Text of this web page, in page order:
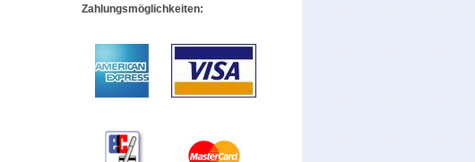
Zahlungsmöglichkeiten: